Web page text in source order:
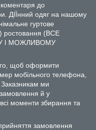
коментаря до
ДІЇнний одяг на нашому
гуртове
ростовання (ВСЕ
І МОЖЛИВОМУ
щоб оформити
мобільного телефона,
ми
й у
моменти збирання та
замовлення